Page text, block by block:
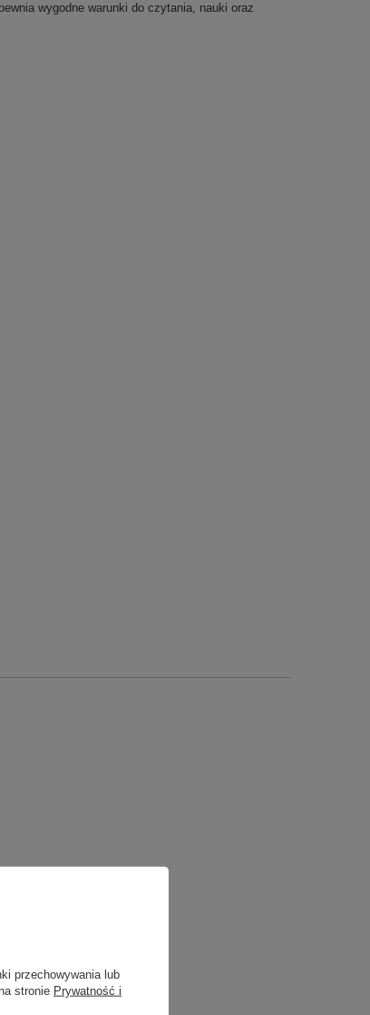
wygodne warunki do czytania, nauki oraz
przechowywania lub
stronie Prywatność i